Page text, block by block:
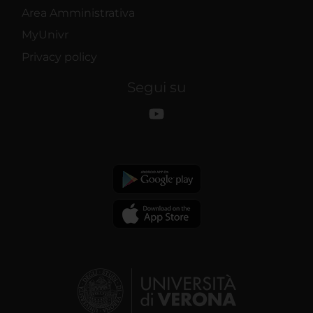
Area Amministrativa
MyUnivr
Privacy policy
Segui su